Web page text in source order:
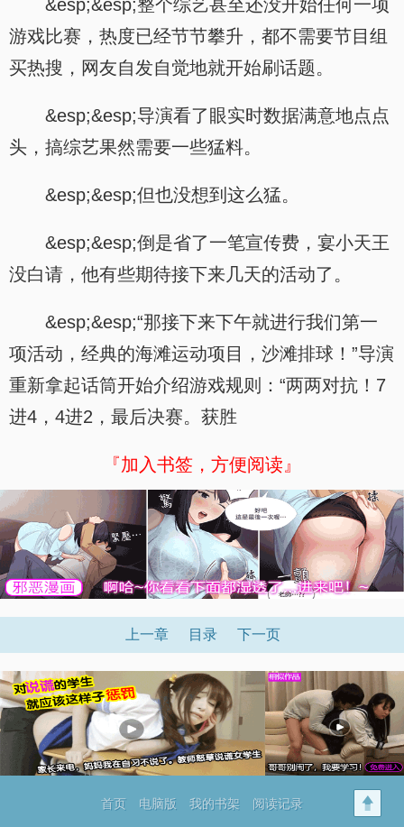
&esp;&esp;整个综艺甚至还没开始任何一项
游戏比赛，热度已经节节攀升，都不需要节目组
买热搜，网友自发自觉地就开始刷话题。
&esp;&esp;导演看了眼实时数据满意地点点
头，搞综艺果然需要一些猛料。
&esp;&esp;但也没想到这么猛。
&esp;&esp;倒是省了一笔宣传费，宴小天王
没白请，他有些期待接下来几天的活动了。
&esp;&esp;“那接下来下午就进行我们第一
项活动，经典的海滩运动项目，沙滩排球！”导演
重新拿起话筒开始介绍游戏规则：“两两对抗！7
进4，4进2，最后决赛。获胜
『加入书签，方便阅读』
上一章 目录 下一页
首页 电脑版 我的书架 阅读记录